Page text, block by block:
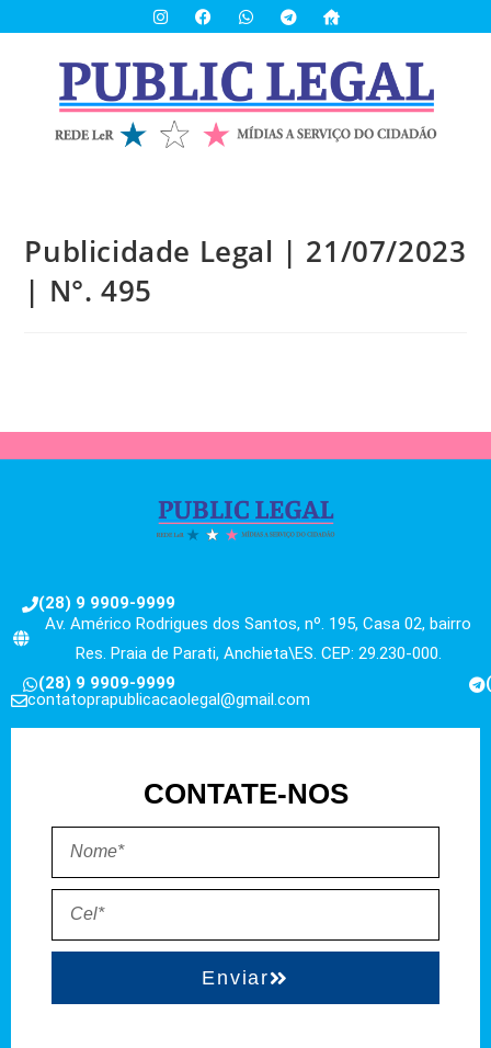
Publicidade Legal | 21/07/2023
| N°. 495
(28) 9 9909-9999
Av. Américo Rodrigues dos Santos, nº. 195, Casa 02, bairro
Res. Praia de Parati, Anchieta\ES. CEP: 29.230-000.
(28) 9 9909-9999
contatoprapublicacaolegal@gmail.com
CONTATE-NOS
Enviar